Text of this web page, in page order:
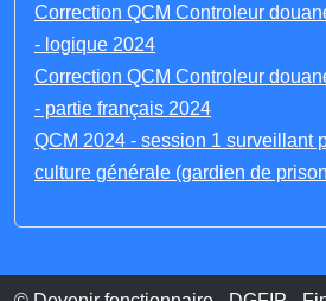
Correction QCM Controleur
- logique 2024
Correction QCM Controleur
- partie français 2024
QCM 2024 - session 1 surveillant
culture générale (gardien de